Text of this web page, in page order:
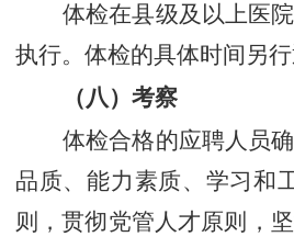
体检在县级及以上医
执行。体检的具体时间另行
（八）考察
体检合格的应聘人员
品质、能力素质、学习和
则，贯彻党管人才原则，